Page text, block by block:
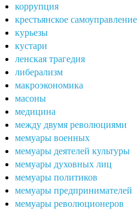
коррупция
крестьянское самоуправление
курьезы
кустари
ленская трагедия
либерализм
макроэкономика
масоны
медицина
между двумя революциями
мемуары военных
мемуары деятелей культуры
мемуары духовных лиц
мемуары политиков
мемуары предпринимателей
мемуары революционеров